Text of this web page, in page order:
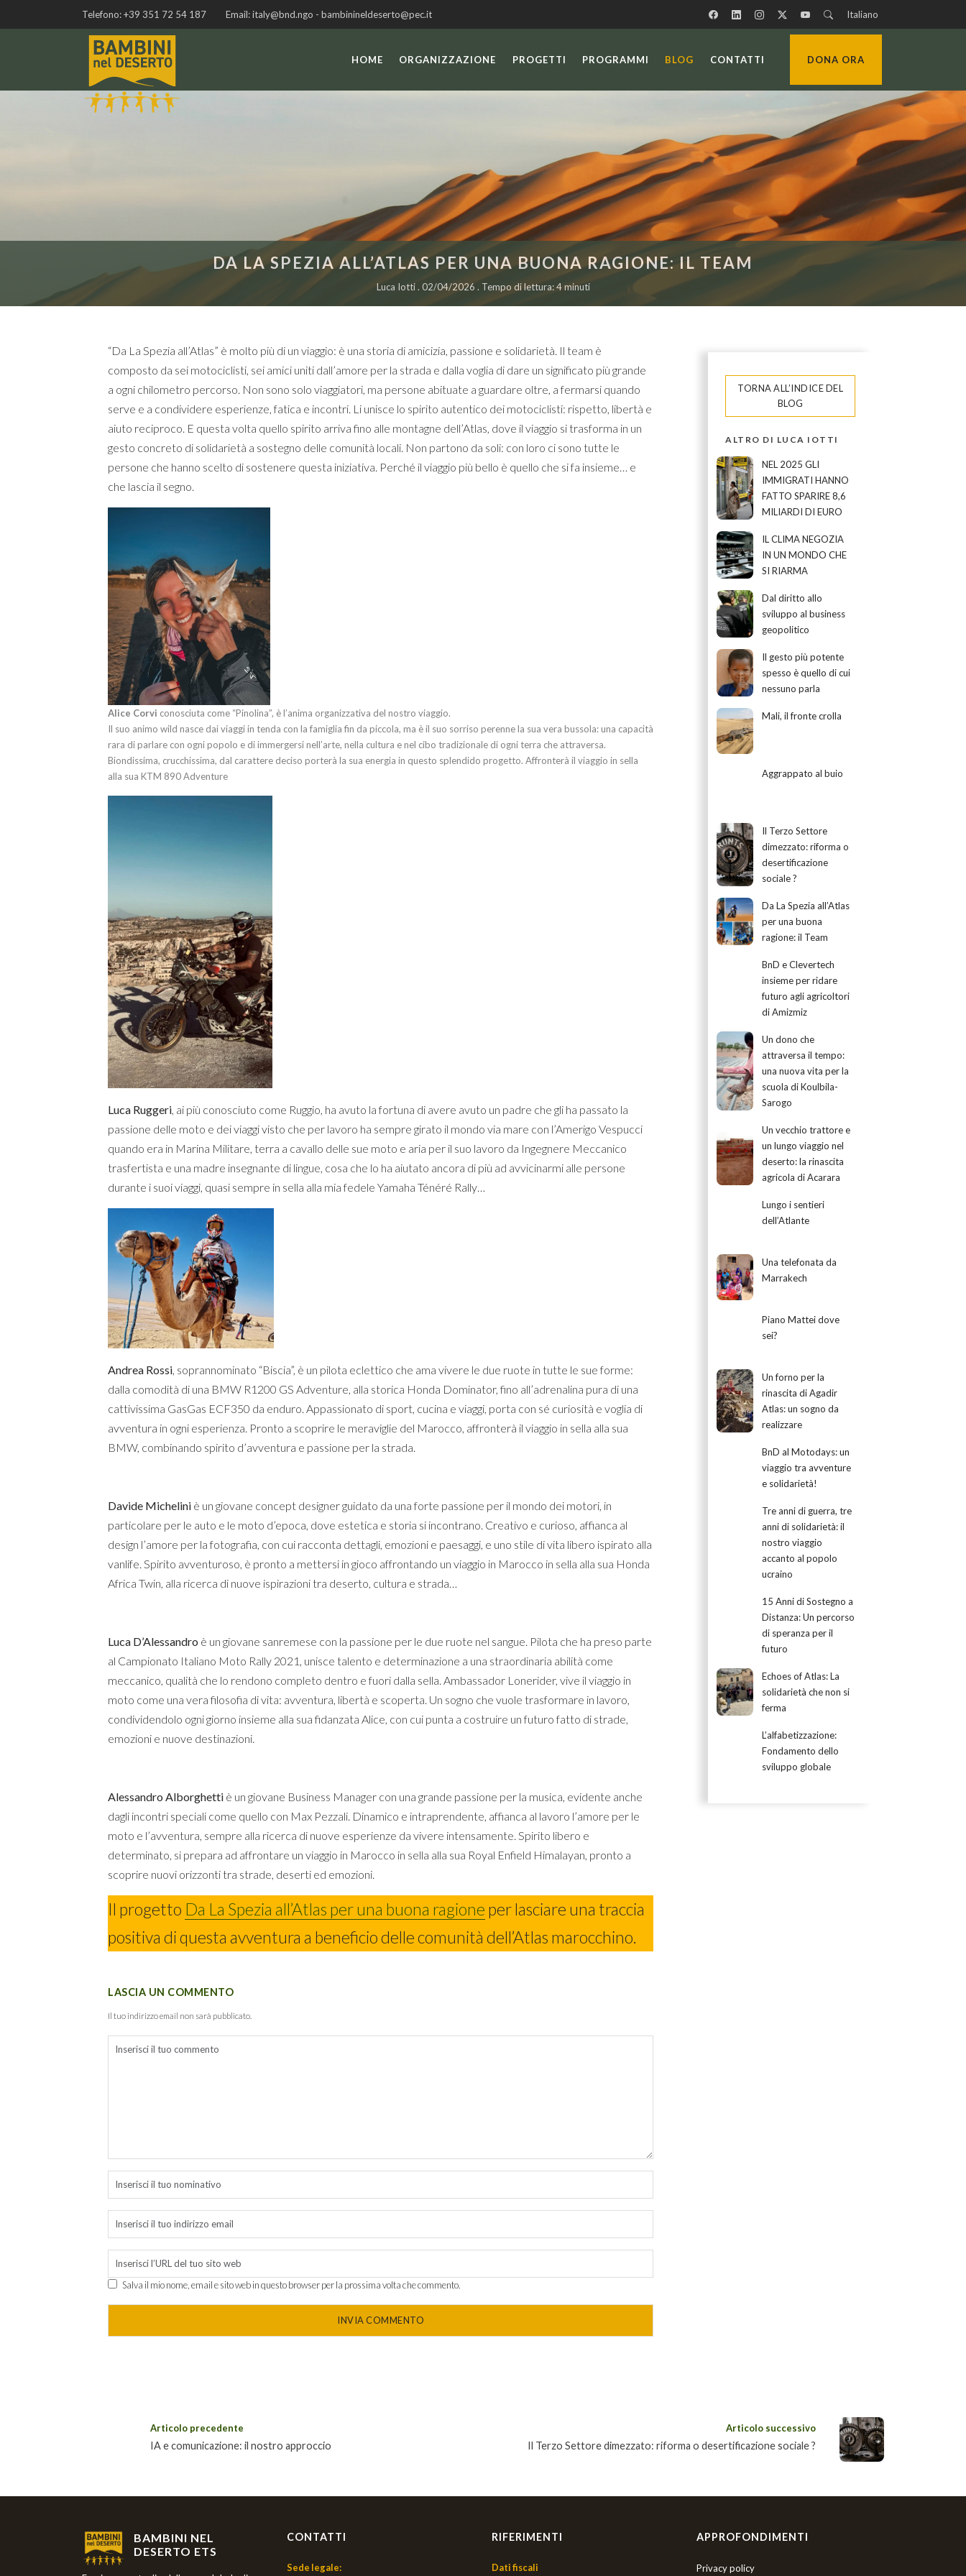
Telefono:+39 351 72 54 187 Email:italy@bnd.ngo - bambinineldeserto@pec.it Italiano
HOME ORGANIZZAZIONE PROGETTI PROGRAMMI BLOG CONTATTI DONA ORA
DA LA SPEZIA ALL’ATLAS PER UNA BUONA RAGIONE: IL TEAM
Luca Iotti . 02/04/2026 . Tempo di lettura: 4 minuti
“Da La Spezia all’Atlas” è molto più di un viaggio: è una storia di amicizia, passione e solidarietà. Il team è
composto da sei motociclisti, sei amici uniti dall’amore per la strada e dalla voglia di dare un significato più grande
a ogni chilometro percorso. Non sono solo viaggiatori, ma persone abituate a guardare oltre, a fermarsi quando
serve e a condividere esperienze, fatica e incontri. Li unisce lo spirito autentico dei motociclisti: rispetto, libertà e
aiuto reciproco. E questa volta quello spirito arriva fino alle montagne dell’Atlas, dove il viaggio si trasforma in un
gesto concreto di solidarietà a sostegno delle comunità locali. Non partono da soli: con loro ci sono tutte le
persone che hanno scelto di sostenere questa iniziativa. Perché il viaggio più bello è quello che si fa insieme… e
che lascia il segno.
Alice Corvi conosciuta come “Pinolina”, è l’anima organizzativa del nostro viaggio.
Il suo animo wild nasce dai viaggi in tenda con la famiglia fin da piccola, ma è il suo sorriso perenne la sua vera bussola: una capacità
rara di parlare con ogni popolo e di immergersi nell’arte, nella cultura e nel cibo tradizionale di ogni terra che attraversa.
Biondissima, crucchissima, dal carattere deciso porterà la sua energia in questo splendido progetto. Affronterà il viaggio in sella
alla sua KTM 890 Adventure
Luca Ruggeri , ai più conosciuto come Ruggio, ha avuto la fortuna di avere avuto un padre che gli ha passato la
passione delle moto e dei viaggi visto che per lavoro ha sempre girato il mondo via mare con l’Amerigo Vespucci
quando era in Marina Militare, terra a cavallo delle sue moto e aria per il suo lavoro da Ingegnere Meccanico
trasfertista e una madre insegnante di lingue, cosa che lo ha aiutato ancora di più ad avvicinarmi alle persone
durante i suoi viaggi, quasi sempre in sella alla mia fedele Yamaha Ténéré Rally…
Andrea Rossi , soprannominato “Biscia”, è un pilota eclettico che ama vivere le due ruote in tutte le sue forme:
dalla comodità di una BMW R1200 GS Adventure, alla storica Honda Dominator, fino all’adrenalina pura di una
cattivissima GasGas ECF350 da enduro. Appassionato di sport, cucina e viaggi, porta con sé curiosità e voglia di
avventura in ogni esperienza. Pronto a scoprire le meraviglie del Marocco, affronterà il viaggio in sella alla sua
BMW, combinando spirito d’avventura e passione per la strada.
Davide Michelini è un giovane concept designer guidato da una forte passione per il mondo dei motori, in
particolare per le auto e le moto d’epoca, dove estetica e storia si incontrano. Creativo e curioso, affianca al
design l’amore per la fotografia, con cui racconta dettagli, emozioni e paesaggi, e uno stile di vita libero ispirato alla
vanlife. Spirito avventuroso, è pronto a mettersi in gioco affrontando un viaggio in Marocco in sella alla sua Honda
Africa Twin, alla ricerca di nuove ispirazioni tra deserto, cultura e strada…
Luca D’Alessandro è un giovane sanremese con la passione per le due ruote nel sangue. Pilota che ha preso parte
al Campionato Italiano Moto Rally 2021, unisce talento e determinazione a una straordinaria abilità come
meccanico, qualità che lo rendono completo dentro e fuori dalla sella. Ambassador Lonerider, vive il viaggio in
moto come una vera filosofia di vita: avventura, libertà e scoperta. Un sogno che vuole trasformare in lavoro,
condividendolo ogni giorno insieme alla sua fidanzata Alice, con cui punta a costruire un futuro fatto di strade,
emozioni e nuove destinazioni.
Alessandro Alborghetti è un giovane Business Manager con una grande passione per la musica, evidente anche
dagli incontri speciali come quello con Max Pezzali. Dinamico e intraprendente, affianca al lavoro l’amore per le
moto e l’avventura, sempre alla ricerca di nuove esperienze da vivere intensamente. Spirito libero e
determinato, si prepara ad affrontare un viaggio in Marocco in sella alla sua Royal Enfield Himalayan, pronto a
scoprire nuovi orizzonti tra strade, deserti ed emozioni.
Il progetto Da La Spezia all’Atlas per una buona ragione per lasciare una traccia
positiva di questa avventura a beneficio delle comunità dell’Atlas marocchino.
LASCIA UN COMMENTO
Il tuo indirizzo email non sarà pubblicato.
Salva il mio nome, email e sito web in questo browser per la prossima volta che commento.
TORNA ALL’INDICE DEL
BLOG
ALTRO DI LUCA IOTTI
NEL 2025 GLI
IMMIGRATI HANNO
FATTO SPARIRE 8,6
MILIARDI DI EURO
IL CLIMA NEGOZIA
IN UN MONDO CHE
SI RIARMA
Dal diritto allo
sviluppo al business
geopolitico
Il gesto più potente
spesso è quello di cui
nessuno parla
Mali, il fronte crolla
Aggrappato al buio
Il Terzo Settore
dimezzato: riforma o
desertificazione
sociale ?
Da La Spezia all’Atlas
per una buona
ragione: il Team
BnD e Clevertech
insieme per ridare
futuro agli agricoltori
di Amizmiz
Un dono che
attraversa il tempo:
una nuova vita per la
scuola di Koulbila-
Sarogo
Un vecchio trattore e
un lungo viaggio nel
deserto: la rinascita
agricola di Acarara
Lungo i sentieri
dell’Atlante
Una telefonata da
Marrakech
Piano Mattei dove
sei?
Un forno per la
rinascita di Agadir
Atlas: un sogno da
realizzare
BnD al Motodays: un
viaggio tra avventure
e solidarietà!
Tre anni di guerra, tre
anni di solidarietà: il
nostro viaggio
accanto al popolo
ucraino
15 Anni di Sostegno a
Distanza: Un percorso
di speranza per il
futuro
Echoes of Atlas: La
solidarietà che non si
ferma
L’alfabetizzazione:
Fondamento dello
sviluppo globale
Articolo precedente
IA e comunicazione: il nostro approccio
Articolo successivo
Il Terzo Settore dimezzato: riforma o desertificazione sociale ?
BAMBINI NEL
DESERTO ETS
CONTATTI
Sede legale:
RIFERIMENTI
Dati fiscali
APPROFONDIMENTI
Privacy policy